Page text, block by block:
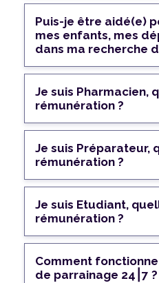
Puis-je être aidé(e)
mes enfants, mes
dans ma recherche
Je suis Pharmacien,
rémunération ?
Je suis Préparateur,
rémunération ?
Je suis Etudiant,
rémunération ?
Comment
de parrainage 24⎮7 ?